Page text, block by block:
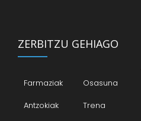
ZERBITZU GEHIAGO
Farmaziak
Osasuna
Antzokiak
Trena